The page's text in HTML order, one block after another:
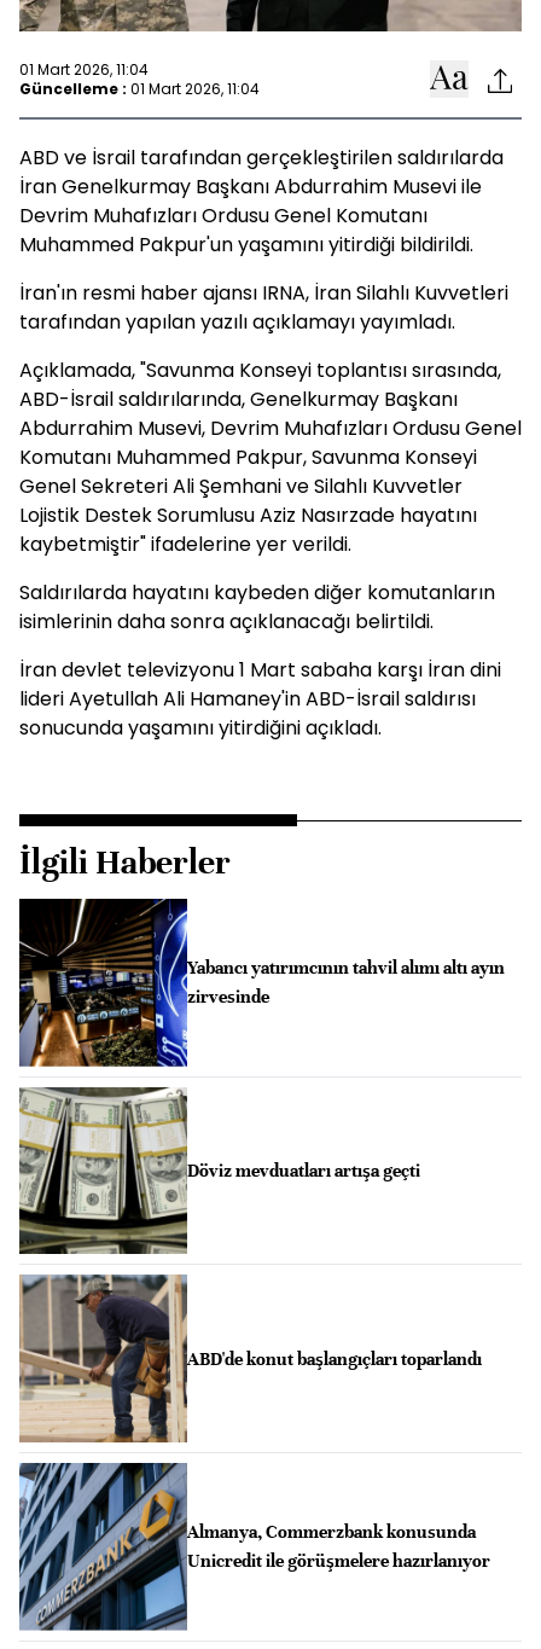
01 Mart 2026, 11:04
Güncelleme : 01 Mart 2026, 11:04
ABD ve İsrail tarafından gerçekleştirilen saldırılarda
İran Genelkurmay Başkanı Abdurrahim Musevi ile
Devrim Muhafızları Ordusu Genel Komutanı
Muhammed Pakpur'un yaşamını yitirdiği bildirildi.
İran'ın resmi haber ajansı IRNA, İran Silahlı Kuvvetleri
tarafından yapılan yazılı açıklamayı yayımladı.
Açıklamada, "Savunma Konseyi toplantısı sırasında,
ABD-İsrail saldırılarında, Genelkurmay Başkanı
Abdurrahim Musevi, Devrim Muhafızları Ordusu Genel
Komutanı Muhammed Pakpur, Savunma Konseyi
Genel Sekreteri Ali Şemhani ve Silahlı Kuvvetler
Lojistik Destek Sorumlusu Aziz Nasırzade hayatını
kaybetmiştir" ifadelerine yer verildi.
Saldırılarda hayatını kaybeden diğer komutanların
isimlerinin daha sonra açıklanacağı belirtildi.
İran devlet televizyonu 1 Mart sabaha karşı İran dini
lideri Ayetullah Ali Hamaney'in ABD-İsrail saldırısı
sonucunda yaşamını yitirdiğini açıkladı.
İlgili Haberler
Yabancı yatırımcının tahvil alımı altı ayın
zirvesinde
Döviz mevduatları artışa geçti
ABD'de konut başlangıçları toparlandı
Almanya, Commerzbank konusunda
Unicredit ile görüşmelere hazırlanıyor